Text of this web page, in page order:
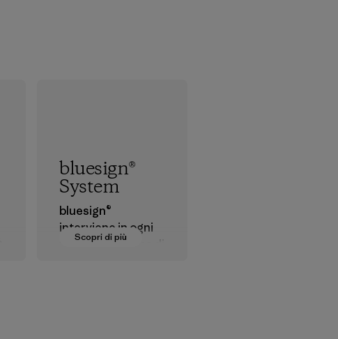
Scopri di più
bluesign®
System
bluesign®
interviene in ogni
fase della catena di